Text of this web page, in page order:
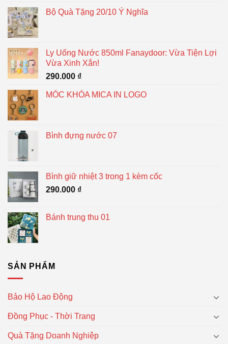
Bộ Quà Tặng 20/10 Ý Nghĩa
Ly Uống Nước 850ml Fanaydoor: Vừa Tiện Lợi
Vừa Xinh Xắn!
290.000 ₫
MÓC KHÓA MICA IN LOGO
Bình đựng nước 07
Bình giữ nhiệt 3 trong 1 kèm cốc
290.000 ₫
Bánh trung thu 01
SẢN PHẨM
Bảo Hộ Lao Động
Đồng Phục - Thời Trang
Quà Tặng Doanh Nghiệp